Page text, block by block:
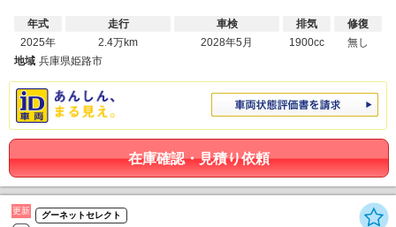
年式
2025年
走行
2.4万km
車検
2028年5月
排気
1900cc
修復
無し
地域 兵庫県姫路市
在庫確認・見積り依頼
更新 グーネットセレクト